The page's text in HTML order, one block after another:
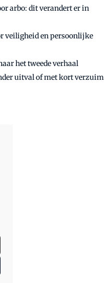
arbo: dit verandert er in
veiligheid en persoonlijke
het tweede verhaal
uitval of met kort verzuim